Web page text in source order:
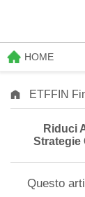
HOME
ETFFIN
Riduci
Strategie
Questo